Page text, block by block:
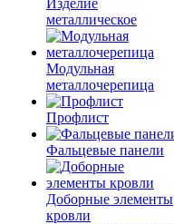
Изделие
металлическое
Модульная
металлочерепица
Профлист
Фальцевые панели
Доборные элементы
кровли